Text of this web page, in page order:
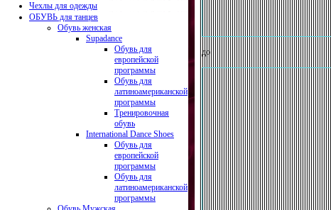
Чехлы для одежды
ОБУВЬ для танцев
Обувь женская
Supadance
Обувь для
европейской
программы
Обувь для
латиноамериканской
программы
Тренировочная
обувь
International Dance Shoes
Обувь для
европейской
программы
Обувь для
латиноамериканской
программы
до